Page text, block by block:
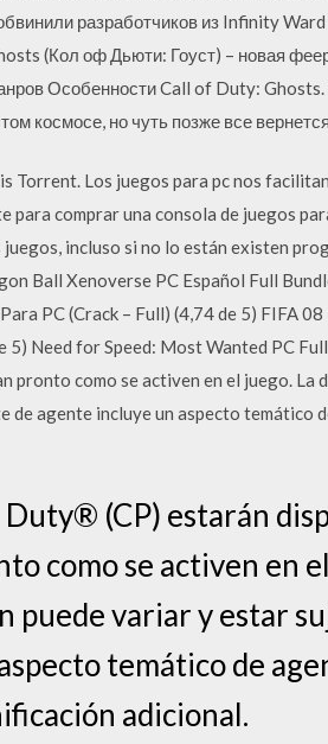
разработчиков из Infinity
(Кол оф Дьюти: Гоуст) – новая
Особенности Call of Duty:
космосе, но чуть позже все вернется
Torrent. Los juegos para pc nos
para comprar una consola de juegos
incluso si no lo están existen
Ball Xenoverse PC Español Full
PC (Crack – Full) (4,74 de 5) FIFA
5) Need for Speed: Most Wanted PC
como se activen en el juego. La
de agente incluye un aspecto
Duty® (CP) estarán
como se activen en
puede variar y estar
temático de
adicional.